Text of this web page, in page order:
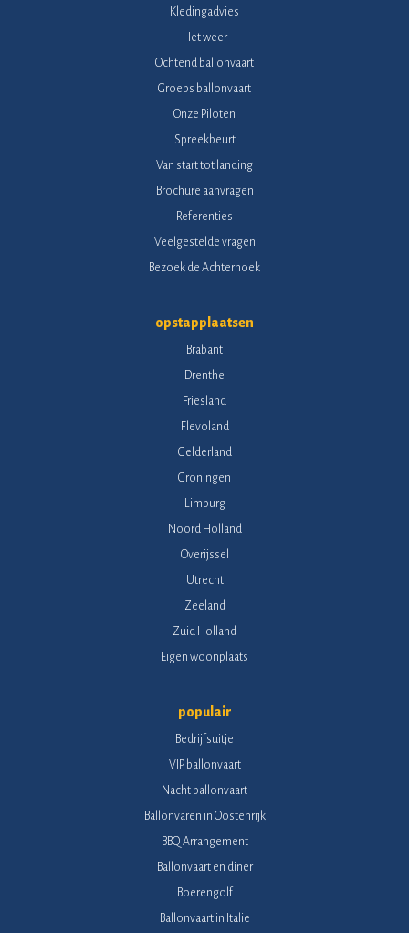
Kledingadvies
Het weer
Ochtend ballonvaart
Groeps ballonvaart
Onze Piloten
Spreekbeurt
Van start tot landing
Brochure aanvragen
Referenties
Veelgestelde vragen
Bezoek de Achterhoek
opstapplaatsen
Brabant
Drenthe
Friesland
Flevoland
Gelderland
Groningen
Limburg
Noord Holland
Overijssel
Utrecht
Zeeland
Zuid Holland
Eigen woonplaats
populair
Bedrijfsuitje
VIP ballonvaart
Nacht ballonvaart
Ballonvaren in Oostenrijk
BBQ Arrangement
Ballonvaart en diner
Boerengolf
Ballonvaart in Italie